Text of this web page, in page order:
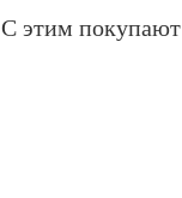
С этим покупают